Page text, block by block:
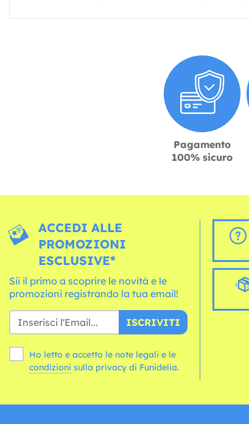
Pagamento
100% sicuro
ACCEDI ALLE
PROMOZIONI
ESCLUSIVE*
Sii il primo a scoprire le novità e le
promozioni registrando la tua email!
ISCRIVITI
Ho letto e accetto le note legali e le
condizioni sulla privacy di Funidelia.